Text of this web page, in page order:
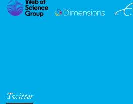
Twitter